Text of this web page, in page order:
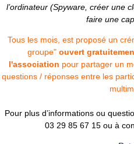
l’ordinateur (Spyware, créer une
faire une
Tous les mois, est proposé un
groupe" ouvert
l'association pour partager un
questions / réponses entre les
Pour plus d’informations ou
03 29 85 67 15 ou à